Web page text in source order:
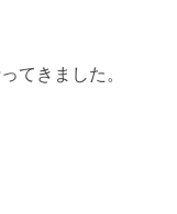
てきました。